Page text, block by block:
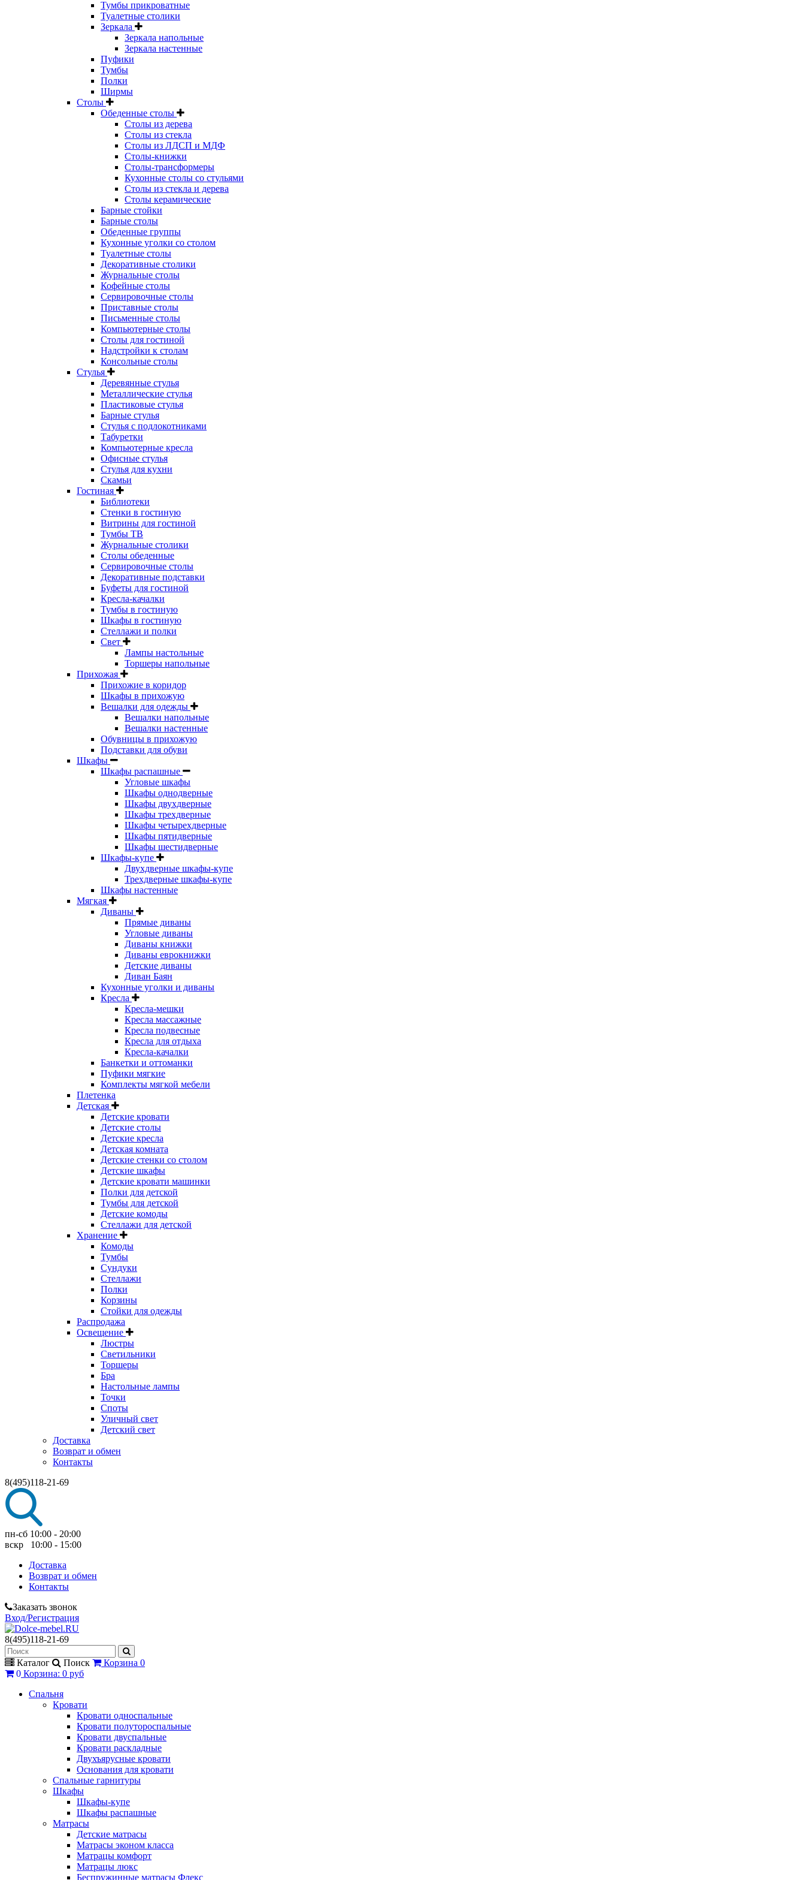
Тумбы прикроватные
Туалетные столики
Зеркала
Зеркала напольные
Зеркала настенные
Пуфики
Тумбы
Полки
Ширмы
Столы
Обеденные столы
Столы из дерева
Столы из стекла
Столы из ЛДСП и МДФ
Столы-книжки
Столы-трансформеры
Кухонные столы со стульями
Столы из стекла и дерева
Столы керамические
Барные стойки
Барные столы
Обеденные группы
Кухонные уголки со столом
Туалетные столы
Декоративные столики
Журнальные столы
Кофейные столы
Сервировочные столы
Приставные столы
Письменные столы
Компьютерные столы
Столы для гостиной
Надстройки к столам
Консольные столы
Стулья
Деревянные стулья
Металлические стулья
Пластиковые стулья
Барные стулья
Стулья с подлокотниками
Табуретки
Компьютерные кресла
Офисные стулья
Стулья для кухни
Скамьи
Гостиная
Библиотеки
Стенки в гостиную
Витрины для гостиной
Тумбы ТВ
Журнальные столики
Столы обеденные
Сервировочные столы
Декоративные подставки
Буфеты для гостиной
Кресла-качалки
Тумбы в гостиную
Шкафы в гостиную
Стеллажи и полки
Свет
Лампы настольные
Торшеры напольные
Прихожая
Прихожие в коридор
Шкафы в прихожую
Вешалки для одежды
Вешалки напольные
Вешалки настенные
Обувницы в прихожую
Подставки для обуви
Шкафы
Шкафы распашные
Угловые шкафы
Шкафы однодверные
Шкафы двухдверные
Шкафы трехдверные
Шкафы четырехдверные
Шкафы пятидверные
Шкафы шестидверные
Шкафы-купе
Двухдверные шкафы-купе
Трехдверные шкафы-купе
Шкафы настенные
Мягкая
Диваны
Прямые диваны
Угловые диваны
Диваны книжки
Диваны еврокнижки
Детские диваны
Диван Баян
Кухонные уголки и диваны
Кресла
Кресла-мешки
Кресла массажные
Кресла подвесные
Кресла для отдыха
Кресла-качалки
Банкетки и оттоманки
Пуфики мягкие
Комплекты мягкой мебели
Плетенка
Детская
Детские кровати
Детские столы
Детские кресла
Детская комната
Детские стенки со столом
Детские шкафы
Детские кровати машинки
Полки для детской
Тумбы для детской
Детские комоды
Стеллажи для детской
Хранение
Комоды
Тумбы
Сундуки
Стеллажи
Полки
Корзины
Стойки для одежды
Распродажа
Освещение
Люстры
Светильники
Торшеры
Бра
Настольные лампы
Точки
Споты
Уличный свет
Детский свет
Доставка
Возврат и обмен
Контакты
8(495)118-21-69
пн-сб 10:00 - 20:00
вскр 10:00 - 15:00
Доставка
Возврат и обмен
Контакты
Заказать звонок
Вход/Регистрация
8(495)118-21-69
Каталог Поиск Корзина 0
0 Корзина: 0 руб
Спальня
Кровати
Кровати односпальные
Кровати полутороспальные
Кровати двуспальные
Кровати раскладные
Двухъярусные кровати
Основания для кровати
Спальные гарнитуры
Шкафы
Шкафы-купе
Шкафы распашные
Матрасы
Детские матрасы
Матрасы эконом класса
Матрацы комфорт
Матрацы люкс
Беспружинные матрасы Флекс